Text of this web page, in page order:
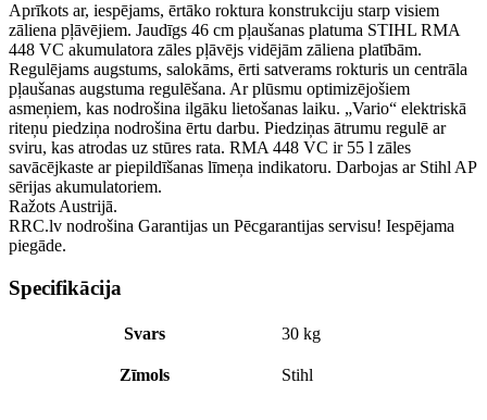
Aprīkots ar, iespējams, ērtāko roktura konstrukciju starp visiem
zāliena pļāvējiem. Jaudīgs 46 cm pļaušanas platuma STIHL RMA
448 VC akumulatora zāles pļāvējs vidējām zāliena platībām.
Regulējams augstums, salokāms, ērti satverams rokturis un centrāla
pļaušanas augstuma regulēšana. Ar plūsmu optimizējošiem
asmeņiem, kas nodrošina ilgāku lietošanas laiku. „Vario“ elektriskā
riteņu piedziņa nodrošina ērtu darbu. Piedziņas ātrumu regulē ar
sviru, kas atrodas uz stūres rata. RMA 448 VC ir 55 l zāles
savācējkaste ar piepildīšanas līmeņa indikatoru. Darbojas ar Stihl AP
sērijas akumulatoriem.
Ražots Austrijā.
RRC.lv nodrošina Garantijas un Pēcgarantijas servisu! Iespējama
piegāde.
Specifikācija
Svars 30 kg
Zīmols Stihl